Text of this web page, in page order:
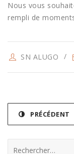
Nous vous
rempli de
SN ALUGO
PRÉCÉDENT